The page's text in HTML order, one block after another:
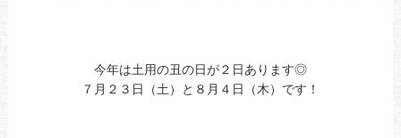
今年は土用の丑の日が２日あります◎
７月２３日（土）と８月４日（木）です！